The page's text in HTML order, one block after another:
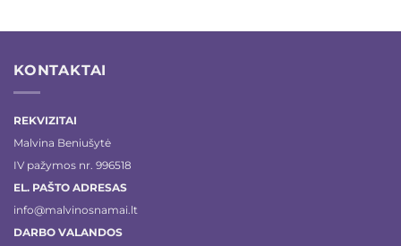
KONTAKTAI
REKVIZITAI
Malvina Beniušytė
IV pažymos nr. 996518
EL. PAŠTO ADRESAS
info@malvinosnamai.lt
DARBO VALANDOS